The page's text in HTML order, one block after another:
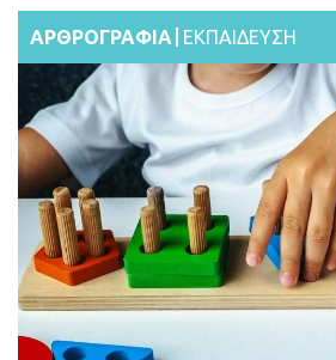
ΑΡΘΡΟΓΡΑΦΙΑ ΕΚΠΑΙΔΕΥΣΗ